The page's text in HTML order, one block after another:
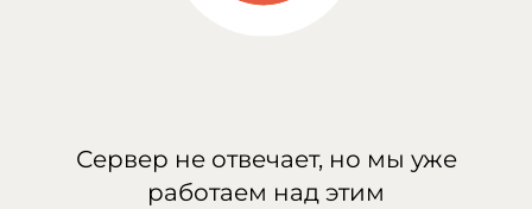
Сервер не отвечает, но мы уже
работаем над этим